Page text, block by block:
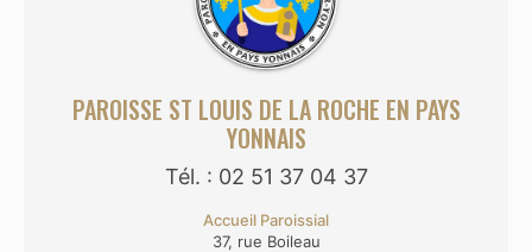
PAROISSE ST LOUIS DE LA ROCHE EN PAYS
YONNAIS
Tél. : 02 51 37 04 37
Accueil Paroissial
37, rue Boileau